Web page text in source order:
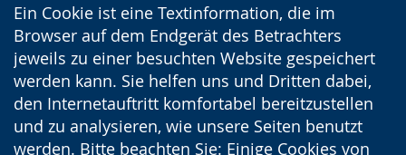
Ein Cookie ist eine Textinformation, die im
Browser auf dem Endgerät des Betrachters
jeweils zu einer besuchten Website gespeichert
werden kann. Sie helfen uns und Dritten dabei,
den Internetauftritt komfortabel bereitzustellen
und zu analysieren, wie unsere Seiten benutzt
werden. Bitte beachten Sie: Einige Cookies von